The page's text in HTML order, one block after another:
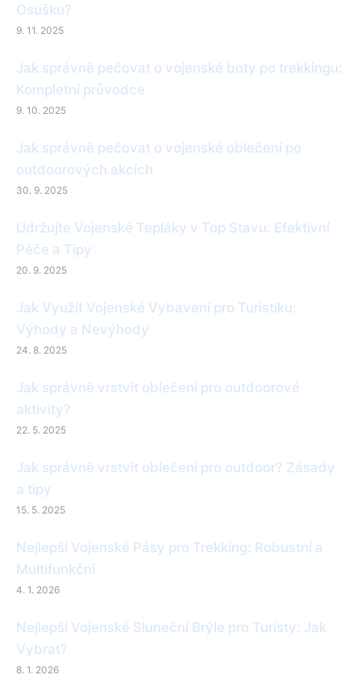
Osušku?
9. 11. 2025
Jak správně pečovat o vojenské boty po trekkingu:
Kompletní průvodce
9. 10. 2025
Jak správně pečovat o vojenské oblečení po
outdoorových akcích
30. 9. 2025
Udržujte Vojenské Tepláky v Top Stavu: Efektivní
Péče a Tipy
20. 9. 2025
Jak Využít Vojenské Vybavení pro Turistiku:
Výhody a Nevýhody
24. 8. 2025
Jak správně vrstvit oblečení pro outdoorové
aktivity?
22. 5. 2025
Jak správně vrstvit oblečení pro outdoor? Zásady
a tipy
15. 5. 2025
Nejlepší Vojenské Pásy pro Trekking: Robustní a
Multifunkční
4. 1. 2026
Nejlepší Vojenské Sluneční Brýle pro Turisty: Jak
Vybrat?
8. 1. 2026